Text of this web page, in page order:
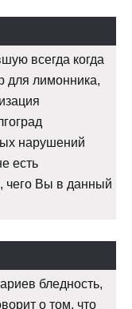
всегда когда
для лимонника,
нарушений
есть
чего Вы в данный
бледность,
о том, что